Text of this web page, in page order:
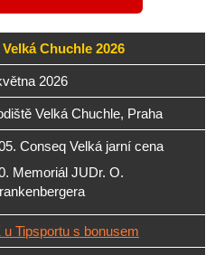
Chuchle 2026
2026
Velká Chuchle, Praha
Conseq Velká jarní cena
Memoriál JUDr. O.
u Tipsportu s bonusem